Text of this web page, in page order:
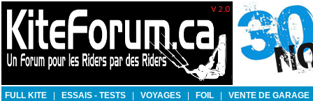
FULL KITE ESSAIS - TESTS VOYAGES FOIL VENTE DE GARAGE